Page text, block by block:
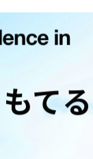
もてる